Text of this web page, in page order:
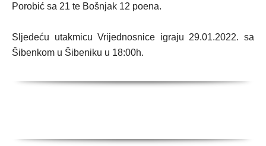
Porobić sa 21 te Bošnjak 12 poena.
Sljedeću utakmicu Vrijednosnice igraju 29.01.2022. sa
Šibenkom u Šibeniku u 18:00h.